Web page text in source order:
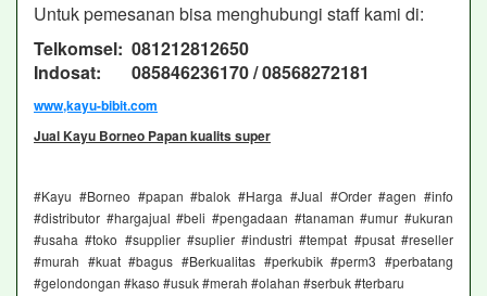
Untuk pemesanan bisa menghubungi staff kami di:
Telkomsel: 081212812650
Indosat: 085846236170 / 08568272181
www,kayu-bibit.com
Jual Kayu Borneo Papan kualits super
#Kayu #Borneo #papan #balok #Harga #Jual #Order #agen #info
#distributor #hargajual #beli #pengadaan #tanaman #umur #ukuran
#usaha #toko #supplier #suplier #industri #tempat #pusat #reseller
#murah #kuat #bagus #Berkualitas #perkubik #perm3 #perbatang
#gelondongan #kaso #usuk #merah #olahan #serbuk #terbaru